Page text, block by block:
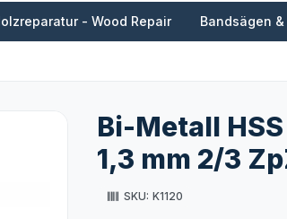
- Wood Repair Bandsägen
Bi-Metall
1,3 mm 2/3
SKU: K1120